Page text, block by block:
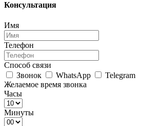
Консультация
Имя
Телефон
Способ связи
Звонок
WhatsApp
Telegram
Желаемое время звонка
Часы
Минуты